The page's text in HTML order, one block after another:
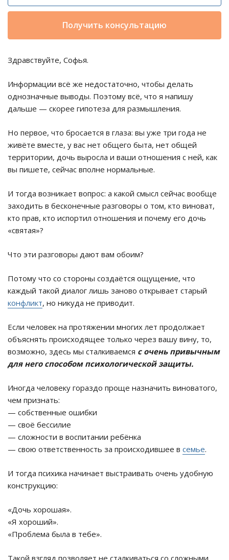
Получить консультацию
Здравствуйте, Софья.
Информации всё же недостаточно, чтобы делать
однозначные выводы. Поэтому всё, что я напишу
дальше — скорее гипотеза для размышления.
Но первое, что бросается в глаза: вы уже три года не
живёте вместе, у вас нет общего быта, нет общей
территории, дочь выросла и ваши отношения с ней, как
вы пишете, сейчас вполне нормальные.
И тогда возникает вопрос: а какой смысл сейчас вообще
заходить в бесконечные разговоры о том, кто виноват,
кто прав, кто испортил отношения и почему его дочь
«святая»?
Что эти разговоры дают вам обоим?
Потому что со стороны создаётся ощущение, что
каждый такой диалог лишь заново открывает старый
конфликт, но никуда не приводит.
Если человек на протяжении многих лет продолжает
объяснять происходящее только через вашу вину, то,
возможно, здесь мы сталкиваемся с очень привычным
для него способом психологической защиты.
Иногда человеку гораздо проще назначить виноватого,
чем признать:
— собственные ошибки
— своё бессилие
— сложности в воспитании ребёнка
— свою ответственность за происходившее в семье.
И тогда психика начинает выстраивать очень удобную
конструкцию:
«Дочь хорошая».
«Я хороший».
«Проблема была в тебе».